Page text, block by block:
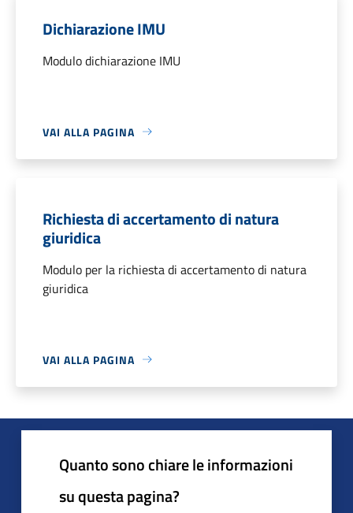
Dichiarazione IMU
Modulo dichiarazione IMU
VAI ALLA PAGINA
Richiesta di accertamento di natura
giuridica
Modulo per la richiesta di accertamento di natura
giuridica
VAI ALLA PAGINA
Quanto sono chiare le informazioni
su questa pagina?